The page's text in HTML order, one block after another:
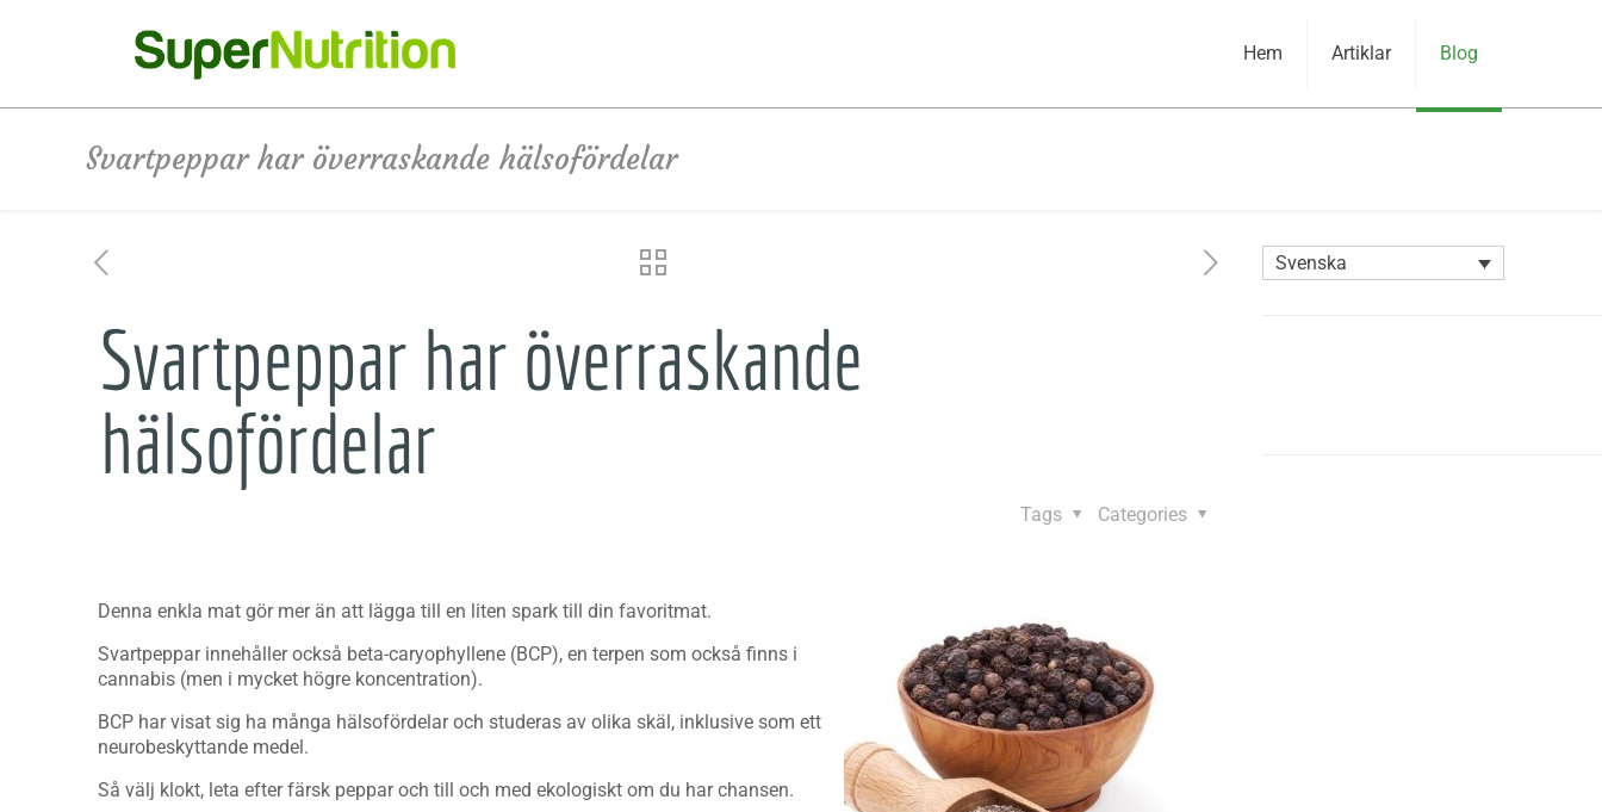
Hem Artiklar Blog
Svartpeppar har överraskande hälsofördelar
Svartpeppar har överraskande
hälsofördelar
Categories
Tags
Denna enkla mat gör mer än att lägga till en liten spark till din favoritmat.
Svartpeppar innehåller också beta-caryophyllene (BCP), en terpen som också finns i
cannabis (men i mycket högre koncentration).
BCP har visat sig ha många hälsofördelar och studeras av olika skäl, inklusive som ett
neurobeskyttande medel.
Så välj klokt, leta efter färsk peppar och till och med ekologiskt om du har chansen.
Svenska